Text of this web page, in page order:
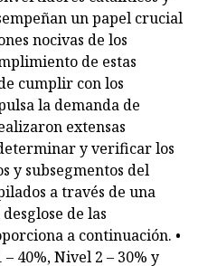
un papel crucial
nocivas de los
de estas
cumplir con los
la demanda de
extensas
y verificar los
y subsegmentos del
a través de una
de las
a continuación. •
40%, Nivel 2 – 30% y